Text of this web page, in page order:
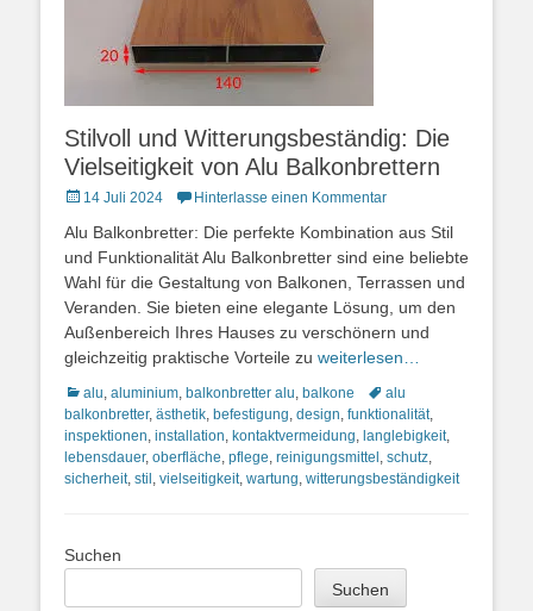
Stilvoll und Witterungsbeständig: Die
Vielseitigkeit von Alu Balkonbrettern
Posted
14 Juli 2024 Hinterlasse einen Kommentar
Alu Balkonbretter: Die perfekte Kombination aus Stil
und Funktionalität Alu Balkonbretter sind eine beliebte
Wahl für die Gestaltung von Balkonen, Terrassen und
Veranden. Sie bieten eine elegante Lösung, um den
Außenbereich Ihres Hauses zu verschönern und
gleichzeitig praktische Vorteile zu weiterlesen…
Kategorien
alu, aluminium, balkonbretter alu, balkone Schlagworte
alu
balkonbretter, ästhetik, befestigung, design, funktionalität,
inspektionen, installation, kontaktvermeidung, langlebigkeit,
lebensdauer, oberfläche, pflege, reinigungsmittel , schutz,
sicherheit, stil , vielseitigkeit, wartung, witterungsbeständigkeit
Suchen
Suchen